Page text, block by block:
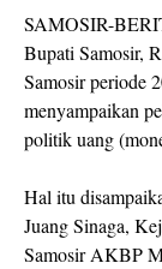
SAMOSIR-
Bupati Samosir,
Samosir periode
menyampaikan
politik uang
Hal itu
Juang Sinaga,
Samosir AKBP